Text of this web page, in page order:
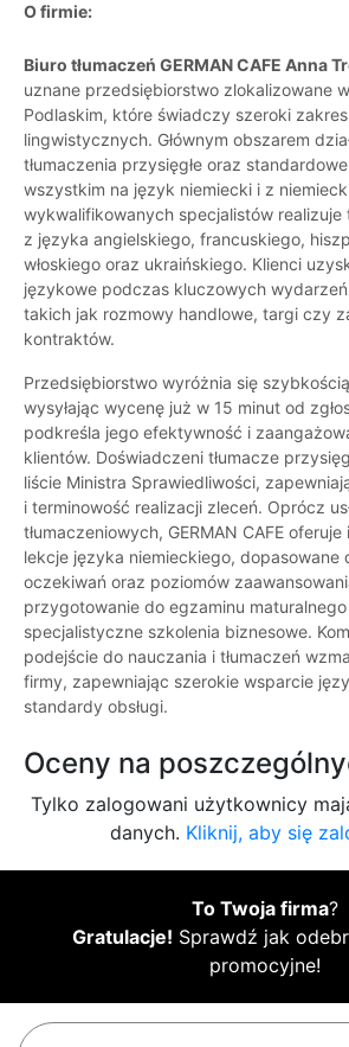
O firmie:
Biuro tłumaczeń GERMAN CAFE Anna
uznane przedsiębiorstwo zlokalizowane
Podlaskim, które świadczy szeroki zakres
lingwistycznych. Głównym obszarem
tłumaczenia przysięgłe oraz
wszystkim na język niemiecki i z
wykwalifikowanych specjalistów realizuje
z języka angielskiego, francuskiego,
włoskiego oraz ukraińskiego. Klienci
językowe podczas kluczowych
takich jak rozmowy handlowe, targi czy
kontraktów.
Przedsiębiorstwo wyróżnia się szybkością
wysyłając wycenę już w 15 minut od
podkreśla jego efektywność i
klientów. Doświadczeni tłumacze
liście Ministra Sprawiedliwości,
i terminowość realizacji zleceń. Oprócz
tłumaczeniowych, GERMAN CAFE
lekcje języka niemieckiego, dopasowane
oczekiwań oraz poziomów
przygotowanie do egzaminu
specjalistyczne szkolenia biznesowe.
podejście do nauczania i tłumaczeń
firmy, zapewniając szerokie wsparcie
standardy obsługi.
Oceny na
Tylko zalogowani użytkownicy
danych. Kliknij, aby się
To Twoja firma?
Gratulacje! Sprawdź jak
promocyjne!